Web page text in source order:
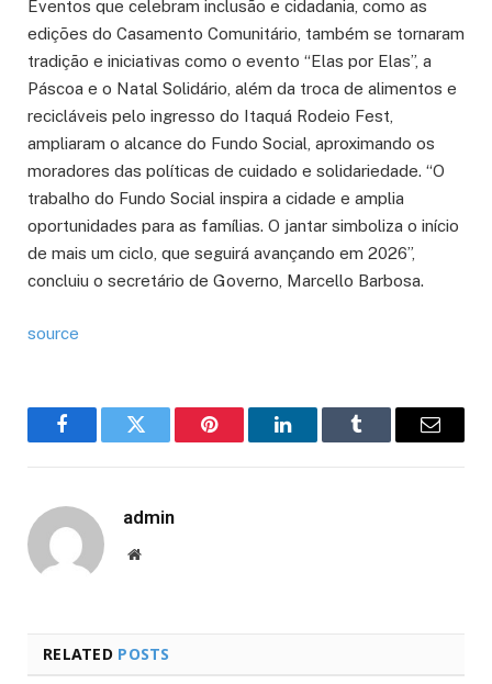
Eventos que celebram inclusão e cidadania, como as
edições do Casamento Comunitário, também se tornaram
tradição e iniciativas como o evento “Elas por Elas”, a
Páscoa e o Natal Solidário, além da troca de alimentos e
recicláveis pelo ingresso do Itaquá Rodeio Fest,
ampliaram o alcance do Fundo Social, aproximando os
moradores das políticas de cuidado e solidariedade. “O
trabalho do Fundo Social inspira a cidade e amplia
oportunidades para as famílias. O jantar simboliza o início
de mais um ciclo, que seguirá avançando em 2026”,
concluiu o secretário de Governo, Marcello Barbosa.
source
FacebookTwitter Pinterest LinkedInTumblr Email
admin
Website
RELATED POSTS